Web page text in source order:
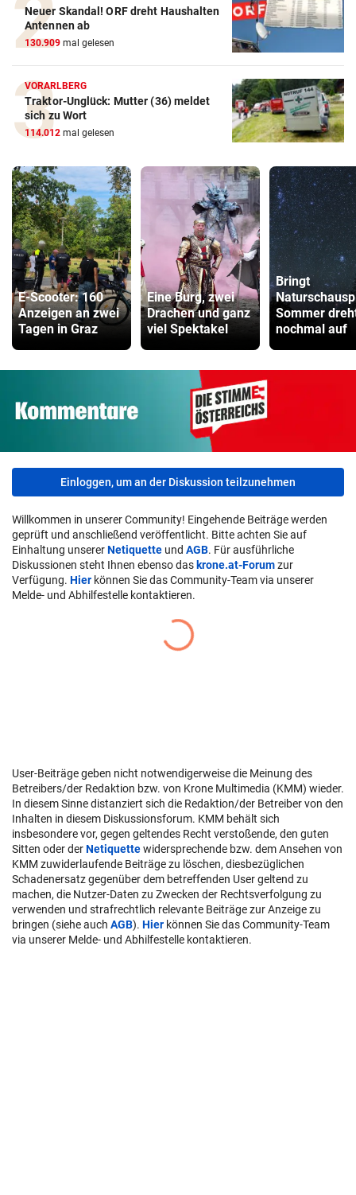
Neuer Skandal! ORF dreht Haushalten
Antennen ab
130.909 mal gelesen
VORARLBERG
Traktor-Unglück: Mutter (36) meldet
sich zu Wort
114.012 mal gelesen
E-Scooter: 160
Anzeigen an zwei
Tagen in Graz
Eine Burg, zwei
Drachen und ganz
viel Spektakel
Bringt
Sommer
nochmal auf
Einloggen, um an der Diskussion teilzunehmen
Willkommen in unserer Community! Eingehende Beiträge werden
geprüft und anschließend veröffentlicht. Bitte achten Sie auf
Einhaltung unsererNetiquette und AGB. Für ausführliche
Diskussionen steht Ihnen ebenso das krone.at-Forumzur
Verfügung. Hier können Sie das Community-Team via unserer
Melde- und Abhilfestelle kontaktieren.
User-Beiträge geben nicht notwendigerweise die Meinung des
Betreibers/der Redaktion bzw. von Krone Multimedia (KMM) wieder.
In diesem Sinne distanziert sich die Redaktion/der Betreiber von den
Inhalten in diesem Diskussionsforum. KMM behält sich
insbesondere vor, gegen geltendes Recht verstoßende, den guten
Sitten oder derNetiquettewidersprechende bzw. dem Ansehen von
KMM zuwiderlaufende Beiträge zu löschen, diesbezüglichen
Schadenersatz gegenüber dem betreffenden User geltend zu
machen, die Nutzer-Daten zu Zwecken der Rechtsverfolgung zu
verwenden und strafrechtlich relevante Beiträge zur Anzeige zu
bringen (siehe auch AGB). Hier können Sie das Community-Team
via unserer Melde- und Abhilfestelle kontaktieren.